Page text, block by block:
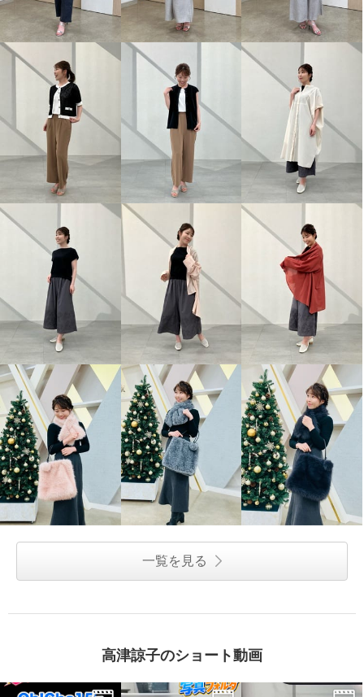
一覧を見る
高津諒子のショート動画